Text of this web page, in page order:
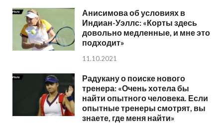
Анисимова об условиях в
Индиан-Уэллс: «Корты здесь
довольно медленные, и мне это
подходит»
11.10.2021
Радукану о поиске нового
тренера: «Очень хотела бы
найти опытного человека. Если
опытные тренеры смотрят, вы
знаете, где меня найти»